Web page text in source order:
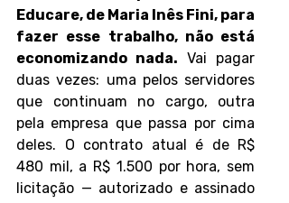
Educare, de Maria Inês Fini, para
fazer esse trabalho, não está
economizando nada. Vai pagar
duas vezes: uma pelos servidores
que continuam no cargo, outra
pela empresa que passa por cima
deles. O contrato atual é de R$
480 mil, a R$ 1.500 por hora, sem
licitação — autorizado e assinado